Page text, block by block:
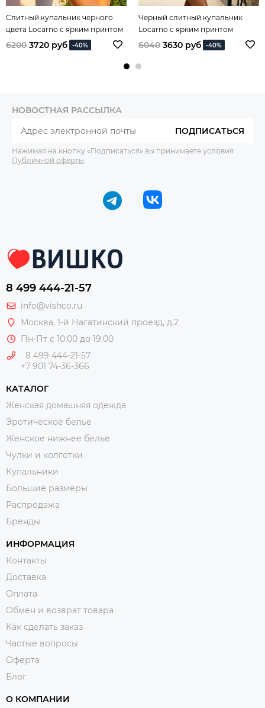
Слитный купальник черного
цвета Locarno с ярким принтом
спереди
6200 3720 руб -40%
Черный слитный купальник
Locarno с ярким принтом
спереди
6040 3630 руб -40%
НОВОСТНАЯ РАССЫЛКА
ПОДПИСАТЬСЯ
Нажимая на кнопку «Подписаться» вы принимаете условия
Публичной оферты
8 499 444-21-57
info@vishco.ru
Москва, 1-й Нагатинский проезд, д.2
Пн-Пт с 10:00 до 19:00
8 499 444-21-57
+7 901 74-36-366
КАТАЛОГ
Женская домашняя одежда
Эротическое белье
Женское нижнее белье
Чулки и колготки
Купальники
Большие размеры
Распродажа
Бренды
ИНФОРМАЦИЯ
Контакты
Доставка
Оплата
Обмен и возврат товара
Как сделать заказ
Частые вопросы
Оферта
Блог
О КОМПАНИИ